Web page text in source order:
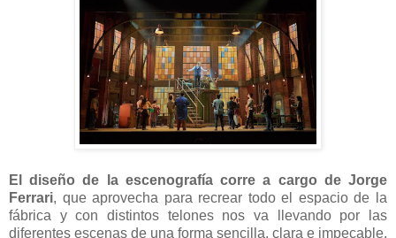
El diseño de la escenografía corre a cargo de Jorge
Ferrari, que aprovecha para recrear todo el espacio de la
fábrica y con distintos telones nos va llevando por las
diferentes escenas de una forma sencilla, clara e impecable.